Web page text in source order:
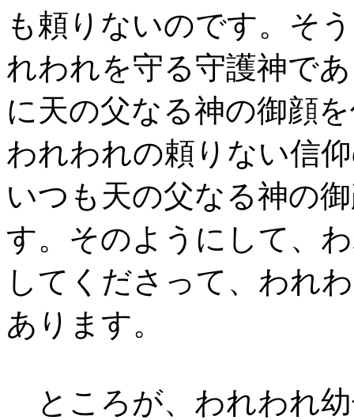
も頼りないのです。そ
れわれを守る守護神で
に天の父なる神の御顔
われわれの頼りない信
いつも天の父なる神の
す。そのようにして、
してくださって、われ
あります。
ところが、われわれ